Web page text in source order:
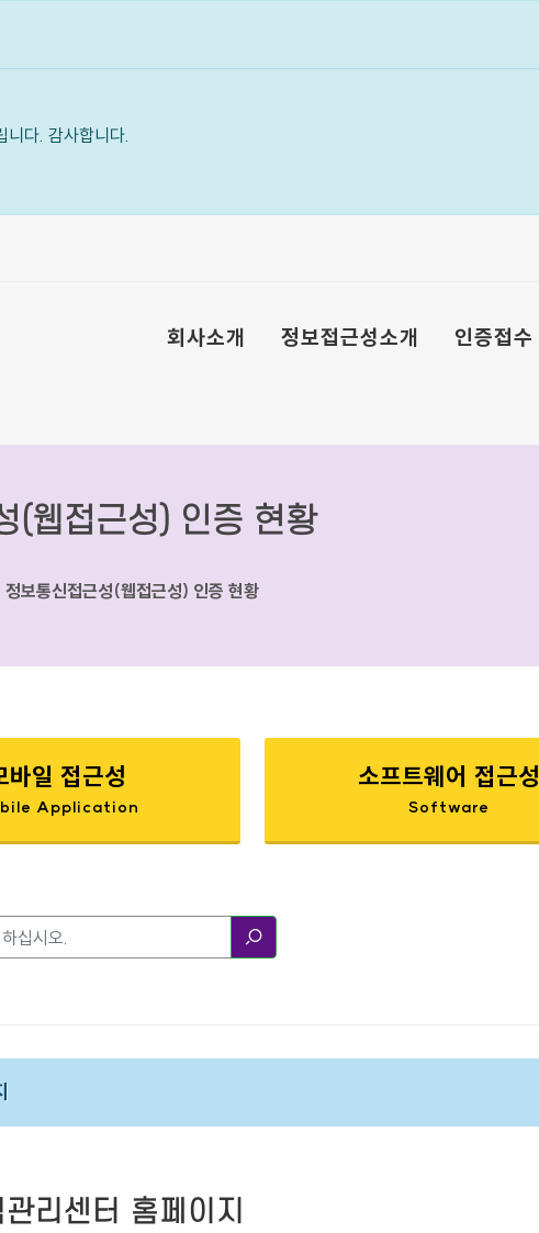
니다. 감사합니다.
회사소개 정보접근성소개 인증접수
(웹접근성) 인증 현황
정보통신접근성(웹접근성) 인증 현황
바일 접근성
Application
소프트웨어 접근성
Software
리센터 홈페이지